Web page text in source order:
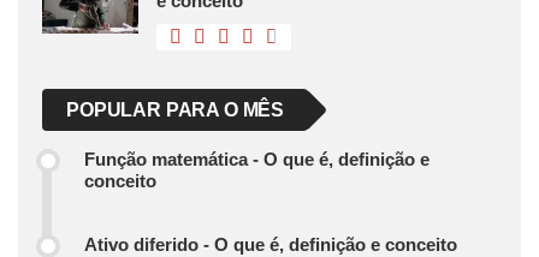
POPULAR PARA O MÊS
Função matemática - O que é, definição e
conceito
Ativo diferido - O que é, definição e conceito